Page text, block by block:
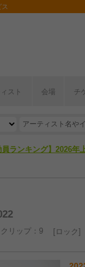
スト 会場 チ
集2026】フェス情報は
員ランキング】2026年
クリップ：9 ロック